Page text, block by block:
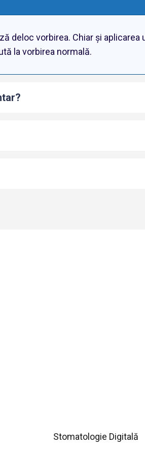
deloc vorbirea. Chiar și
la vorbirea normală.
Stomatologie Digitală